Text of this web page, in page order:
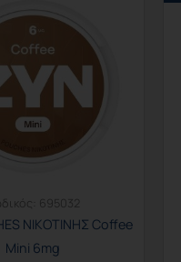
695032
ΝΙΚΟΤΙΝΗΣ Coffee
Mini 6mg